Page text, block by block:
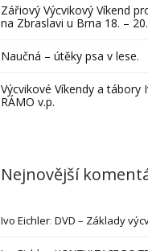
Zářiový Výcvikový Víkend
na Zbraslavi u Brna 18. –
Naučná – útěky psa v lese.
Výcvikové Víkendy a tábory
RÁMO v.p.
Nejnovější
Ivo Eichler:DVD – Základy